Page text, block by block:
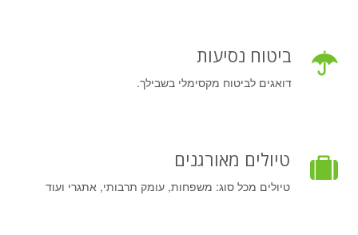
ביטוח נסיעות
דואגים לביטוח מקסימלי בשבילך.
טיולים מאורגנים
טיולים מכל סוג: משפחות, עומק תרבותי, אתגרי ועוד